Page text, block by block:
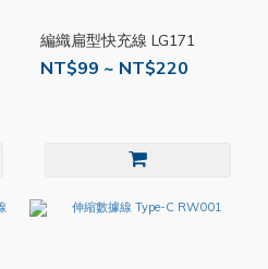
編織扁型快充線 LG171
NT$99 ~ NT$220